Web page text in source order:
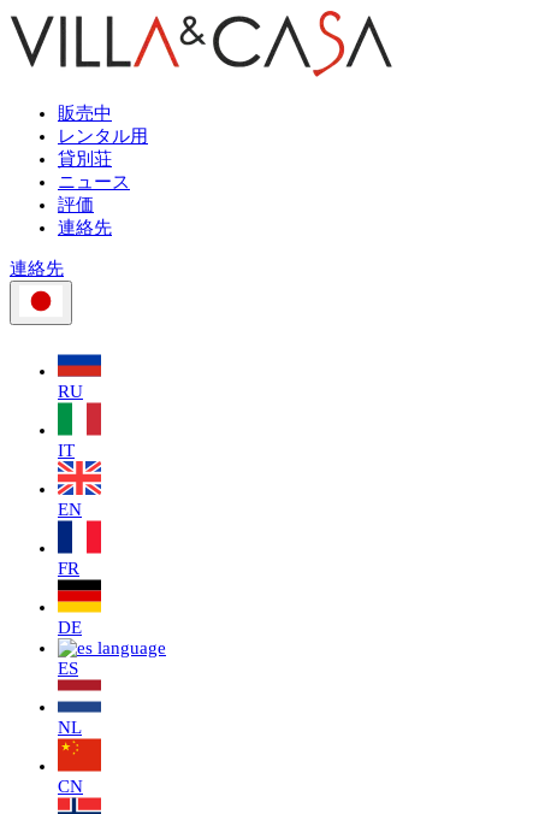
販売中
レンタル用
貸別荘
ニュース
評価
連絡先
連絡先
RU
IT
EN
FR
DE
ES
NL
CN